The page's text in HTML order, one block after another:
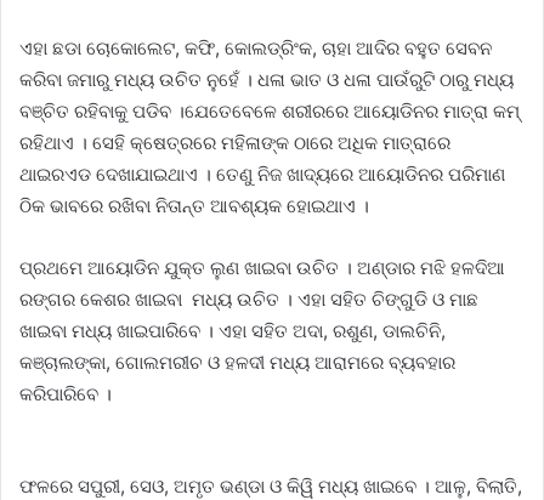
ଏହା ଛଡା ଚୋକୋଲେଟ, କଫି, କୋଲଡ୍ରିଂକ, ଚାହା ଆଦିର ବହୁତ ସେବନ
କରିବା ଜମାରୁ ମଧ୍ୟ ଉଚିତ ନୁହେଁ । ଧଳା ଭାତ ଓ ଧଳା ପାଉଁରୁଟି ଠାରୁ ମଧ୍ୟ
ବଞ୍ଚିତ ରହିବାକୁ ପଡିବ ।ଯେତେବେଳେ ଶରୀରରେ ଆୟୋଡିନର ମାତ୍ରା କମ୍
ରହିଥାଏ । ସେହି କ୍ଷେତ୍ରରେ ମହିଳାଙ୍କ ଠାରେ ଅଧିକ ମାତ୍ରାରେ
ଥାଇରଏଡ ଦେଖାଯାଇଥାଏ । ତେଣୁ ନିଜ ଖାଦ୍ୟରେ ଆୟୋଡିନର ପରିମାଣ
ଠିକ ଭାବରେ ରଖିବା ନିତାନ୍ତ ଆବଶ୍ୟକ ହୋଇଥାଏ ।
ପ୍ରଥମେ ଆୟୋଡିନ ଯୁକ୍ତ ଲୁଣ ଖାଇବା ଉଚିତ । ଅଣ୍ଡାର ମଝି ହଳଦିଆ
ରଙ୍ଗର କେଶର ଖାଇବା ମଧ୍ୟ ଉଚିତ । ଏହା ସହିତ ଚିଙ୍ଗୁଡି ଓ ମାଛ
ଖାଇବା ମଧ୍ୟ ଖାଇପାରିବେ । ଏହା ସହିତ ଅଦା, ରଶୁଣ, ଡାଲଚିନି,
କଞ୍ଚାଲଙ୍କା, ଗୋଲମରୀଚ ଓ ହଳଦୀ ମଧ୍ୟ ଆରାମରେ ବ୍ୟବହାର
କରିପାରିବେ ।
ଫଳରେ ସପୁରୀ, ସେଓ, ଅମୃତ ଭଣ୍ଡା ଓ କିୱି ମଧ୍ୟ ଖାଇବେ । ଆଳୁ, ବିଲାତି,